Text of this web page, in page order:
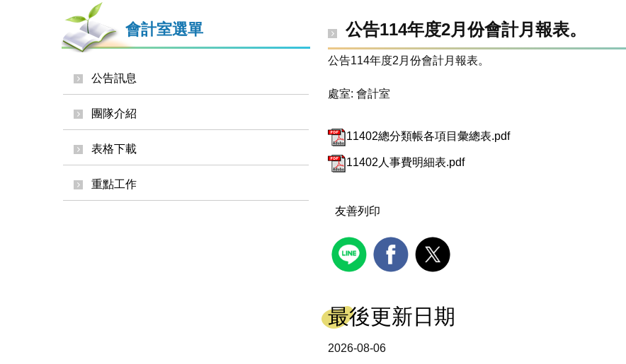
會計室選單
公告訊息
團隊介紹
表格下載
重點工作
公告114年度2月份會計月報表。
公告114年度2月份會計月報表。
處室: 會計室
11402總分類帳各項目彙總表.pdf
11402人事費明細表.pdf
友善列印
最後更新日期
2026-08-06